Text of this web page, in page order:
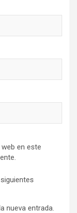
en este
nueva entrada.